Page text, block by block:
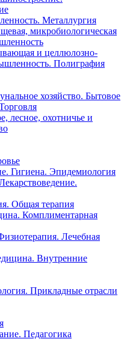
Металлургия
микробиологическая
и целлюлозно-
Полиграфия
хозяйство. Бытовое
лесное, охотничье и
Гигиена. Эпидемиология
Общая терапия
Комплиментарная
Лечебная
Внутренние
Прикладные отрасли
Педагогика